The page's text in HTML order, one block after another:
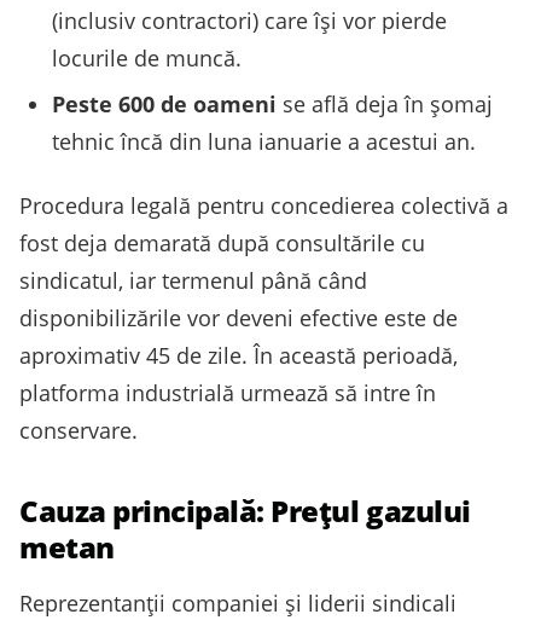
(inclusiv contractori) care își vor pierde
locurile de muncă.
Peste 600 de oameni se află deja în șomaj
tehnic încă din luna ianuarie a acestui an.
Procedura legală pentru concedierea colectivă a
fost deja demarată după consultările cu
sindicatul, iar termenul până când
disponibilizările vor deveni efective este de
aproximativ 45 de zile. În această perioadă,
platforma industrială urmează să intre în
conservare.
Cauza principală: Prețul gazului
metan
Reprezentanții companiei și liderii sindicali